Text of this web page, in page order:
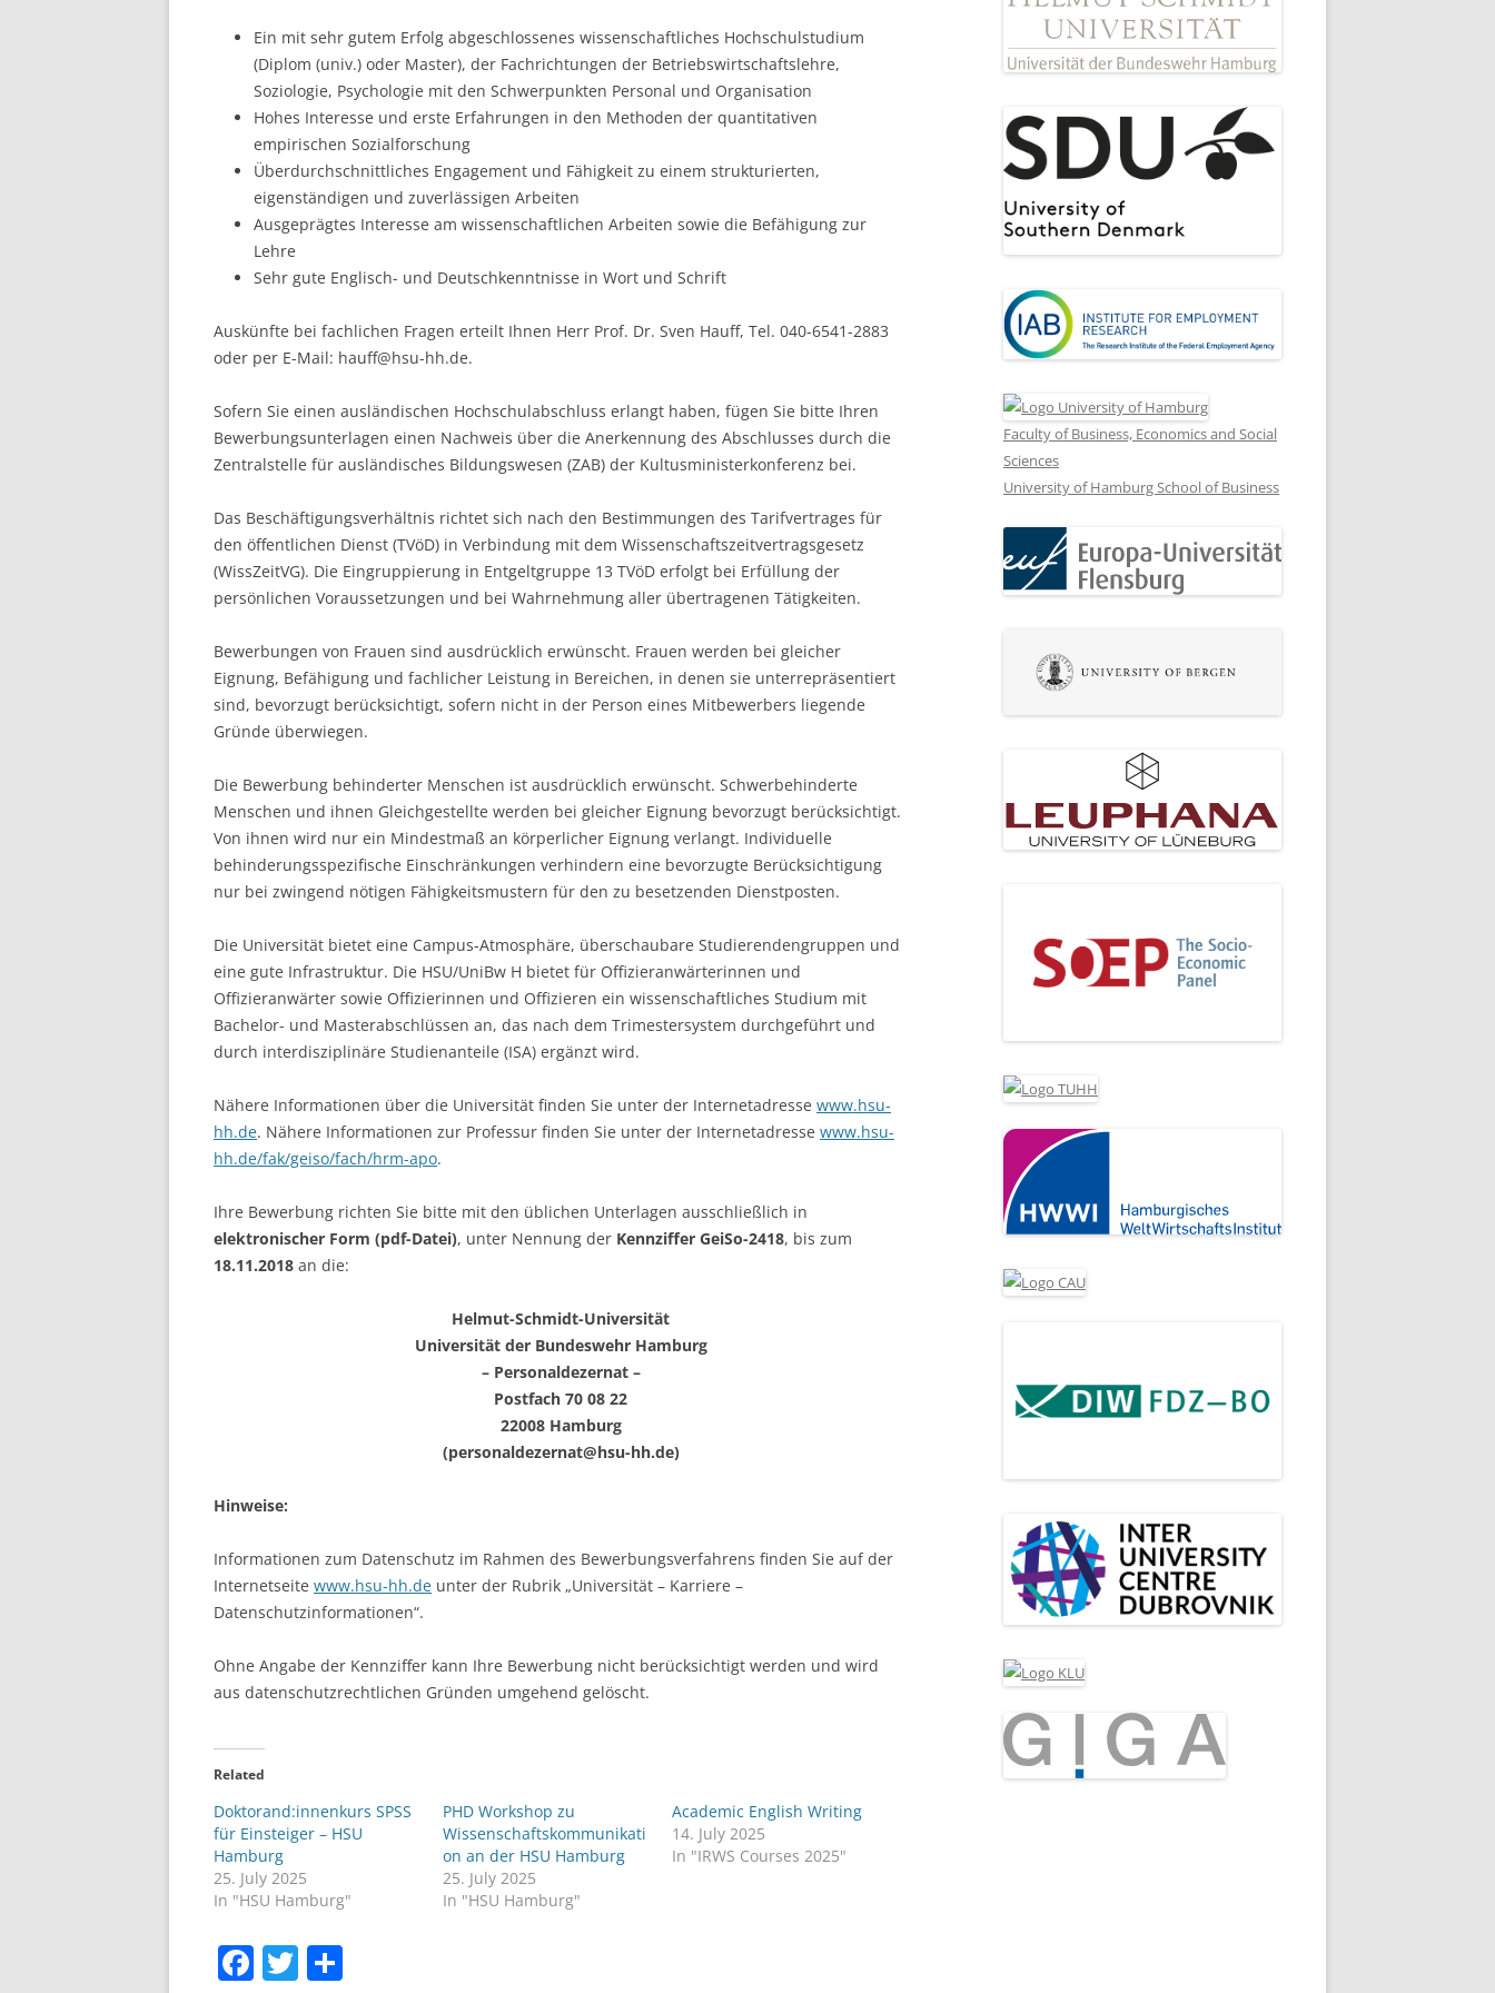
Ein mit sehr gutem Erfolg abgeschlossenes wissenschaftliches Hochschulstudium
(Diplom (univ.) oder Master), der Fachrichtungen der Betriebswirtschaftslehre,
Soziologie, Psychologie mit den Schwerpunkten Personal und Organisation
Hohes Interesse und erste Erfahrungen in den Methoden der quantitativen
empirischen Sozialforschung
Überdurchschnittliches Engagement und Fähigkeit zu einem strukturierten,
eigenständigen und zuverlässigen Arbeiten
Ausgeprägtes Interesse am wissenschaftlichen Arbeiten sowie die Befähigung zur
Lehre
Sehr gute Englisch- und Deutschkenntnisse in Wort und Schrift
Auskünfte bei fachlichen Fragen erteilt Ihnen Herr Prof. Dr. Sven Hauff, Tel. 040-6541-2883
oder per E-Mail: hauff@hsu-hh.de.
Sofern Sie einen ausländischen Hochschulabschluss erlangt haben, fügen Sie bitte Ihren
Bewerbungsunterlagen einen Nachweis über die Anerkennung des Abschlusses durch die
Zentralstelle für ausländisches Bildungswesen (ZAB) der Kultusministerkonferenz bei.
Das Beschäftigungsverhältnis richtet sich nach den Bestimmungen des Tarifvertrages für
den öffentlichen Dienst (TVöD) in Verbindung mit dem Wissenschaftszeitvertragsgesetz
(WissZeitVG). Die Eingruppierung in Entgeltgruppe 13 TVöD erfolgt bei Erfüllung der
persönlichen Voraussetzungen und bei Wahrnehmung aller übertragenen Tätigkeiten.
Bewerbungen von Frauen sind ausdrücklich erwünscht. Frauen werden bei gleicher
Eignung, Befähigung und fachlicher Leistung in Bereichen, in denen sie unterrepräsentiert
sind, bevorzugt berücksichtigt, sofern nicht in der Person eines Mitbewerbers liegende
Gründe überwiegen.
Die Bewerbung behinderter Menschen ist ausdrücklich erwünscht. Schwerbehinderte
Menschen und ihnen Gleichgestellte werden bei gleicher Eignung bevorzugt berücksichtigt.
Von ihnen wird nur ein Mindestmaß an körperlicher Eignung verlangt. Individuelle
behinderungsspezifische Einschränkungen verhindern eine bevorzugte Berücksichtigung
nur bei zwingend nötigen Fähigkeitsmustern für den zu besetzenden Dienstposten.
Die Universität bietet eine Campus-Atmosphäre, überschaubare Studierendengruppen und
eine gute Infrastruktur. Die HSU/UniBw H bietet für Offizieranwärterinnen und
Offizieranwärter sowie Offizierinnen und Offizieren ein wissenschaftliches Studium mit
Bachelor- und Masterabschlüssen an, das nach dem Trimestersystem durchgeführt und
durch interdisziplinäre Studienanteile (ISA) ergänzt wird.
Nähere Informationen über die Universität finden Sie unter der Internetadresse www.hsu-
hh.de. Nähere Informationen zur Professur finden Sie unter der Internetadresse www.hsu-
hh.de/fak/geiso/fach/hrm-apo.
Ihre Bewerbung richten Sie bitte mit den üblichen Unterlagen ausschließlich in
elektronischer Form (pdf-Datei), unter Nennung der Kennziffer GeiSo-2418, bis zum
18.11.2018 an die:
Helmut-Schmidt-Universität
Universität der Bundeswehr Hamburg
– Personaldezernat –
Postfach 70 08 22
22008 Hamburg
(personaldezernat@hsu-hh.de)
Hinweise:
Informationen zum Datenschutz im Rahmen des Bewerbungsverfahrens finden Sie auf der
Internetseite www.hsu-hh.de unter der Rubrik „Universität – Karriere –
Datenschutzinformationen“.
Ohne Angabe der Kennziffer kann Ihre Bewerbung nicht berücksichtigt werden und wird
aus datenschutzrechtlichen Gründen umgehend gelöscht.
Related
Doktorand:innenkurs SPSS
für Einsteiger – HSU
Hamburg
25. July 2025
In "HSU Hamburg"
PHD Workshop zu
Wissenschaftskommunikati
on an der HSU Hamburg
25. July 2025
In "HSU Hamburg"
Academic English Writing
14. July 2025
In "IRWS Courses 2025"
F T
Faculty of Business, Economics and Social
Sciences
University of Hamburg School of Business